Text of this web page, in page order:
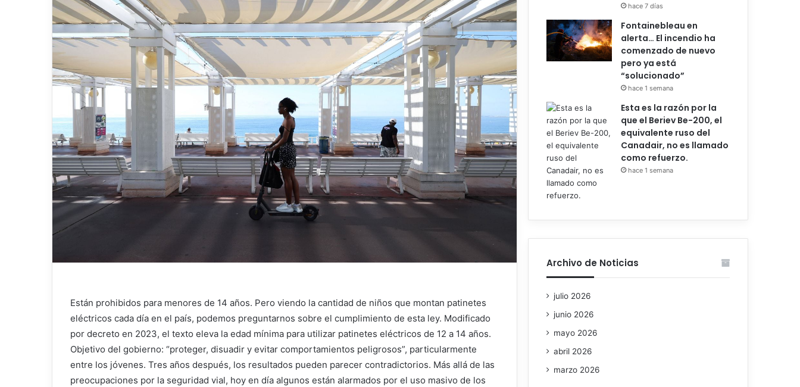
Están prohibidos para menores de 14 años. Pero viendo la cantidad de niños que montan patinetes
eléctricos cada día en el país, podemos preguntarnos sobre el cumplimiento de esta ley. Modificado
por decreto en 2023, el texto eleva la edad mínima para utilizar patinetes eléctricos de 12 a 14 años.
Objetivo del gobierno: “proteger, disuadir y evitar comportamientos peligrosos”, particularmente
entre los jóvenes. Tres años después, los resultados pueden parecer contradictorios. Más allá de las
preocupaciones por la seguridad vial, hoy en día algunos están alarmados por el uso masivo de los
hace 7 días
Fontainebleau en
alerta… El incendio ha
comenzado de nuevo
pero ya está
“solucionado”
hace 1 semana
Esta es la razón por la
que el Beriev Be-200, el
equivalente ruso del
Canadair, no es llamado
como refuerzo.
hace 1 semana
Archivo de Noticias
julio 2026
junio 2026
mayo 2026
abril 2026
marzo 2026